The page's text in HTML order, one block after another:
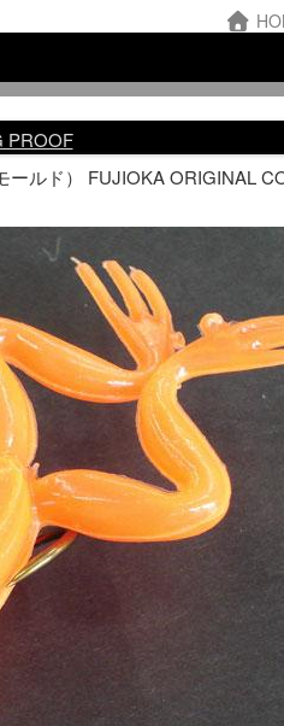
PROOF
ールド） FUJIOKA ORIGINAL